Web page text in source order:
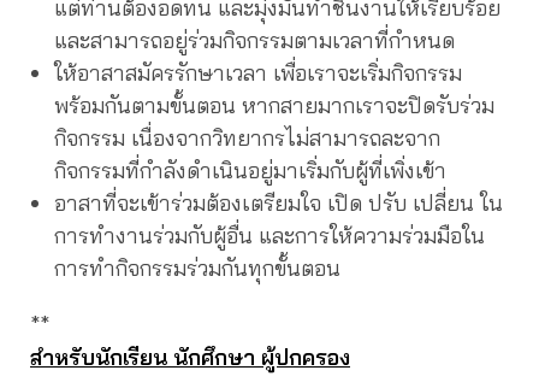
แต่ท่านต้องอดทน และมุ่งมั่นทำชิ้นงานให้เรียบร้อย
และสามารถอยู่ร่วมกิจกรรมตามเวลาที่กำหนด
ให้อาสาสมัครรักษาเวลา เพื่อเราจะเริ่มกิจกรรม
พร้อมกันตามขั้นตอน หากสายมากเราจะปิดรับร่วม
กิจกรรม เนื่องจากวิทยากรไม่สามารถละจาก
กิจกรรมที่กำลังดำเนินอยู่มาเริ่มกับผู้ที่เพิ่งเข้า
อาสาที่จะเข้าร่วมต้องเตรียมใจ เปิด ปรับ เปลี่ยน ใน
การทำงานร่วมกับผู้อื่น และการให้ความร่วมมือใน
การทำกิจกรรมร่วมกันทุกขั้นตอน
**
สำหรับนักเรียน นักศึกษา ผู้ปกครอง